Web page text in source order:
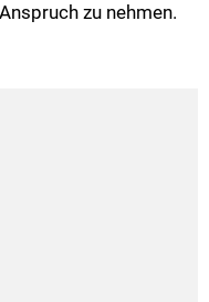
zu nehmen.